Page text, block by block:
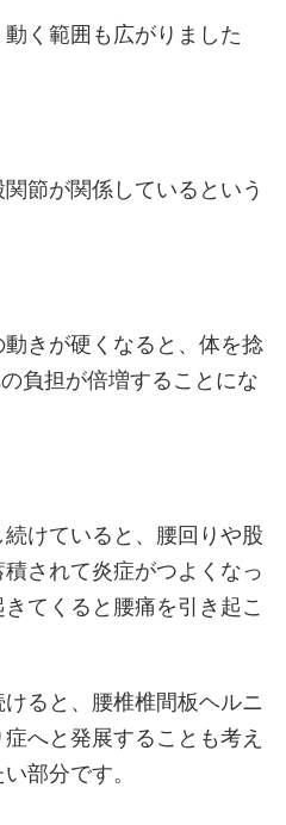
く範囲も広がりました
節が関係しているという
きが硬くなると、体を捻
負担が倍増することにな
けていると、腰回りや股
されて炎症がつよくなっ
てくると腰痛を引き起こ
ると、腰椎椎間板ヘルニ
へと発展することも考え
部分です。